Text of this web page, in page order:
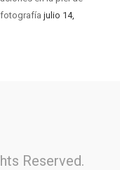
julio 14,
Reserved.